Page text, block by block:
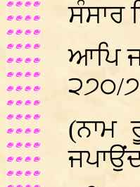
ਸੰਸਾਰ
ਆਪਿ
੨੭੦/
(ਨਾਮ